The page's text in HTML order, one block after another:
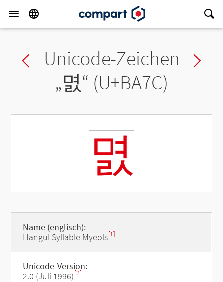
Previous char
Unicode-Zeichen
„멼“ (U+BA7C)
멼
Name (englisch):
Hangul Syllable Myeols[1]
Unicode-Version:
2.0 (Juli 1996)[2]